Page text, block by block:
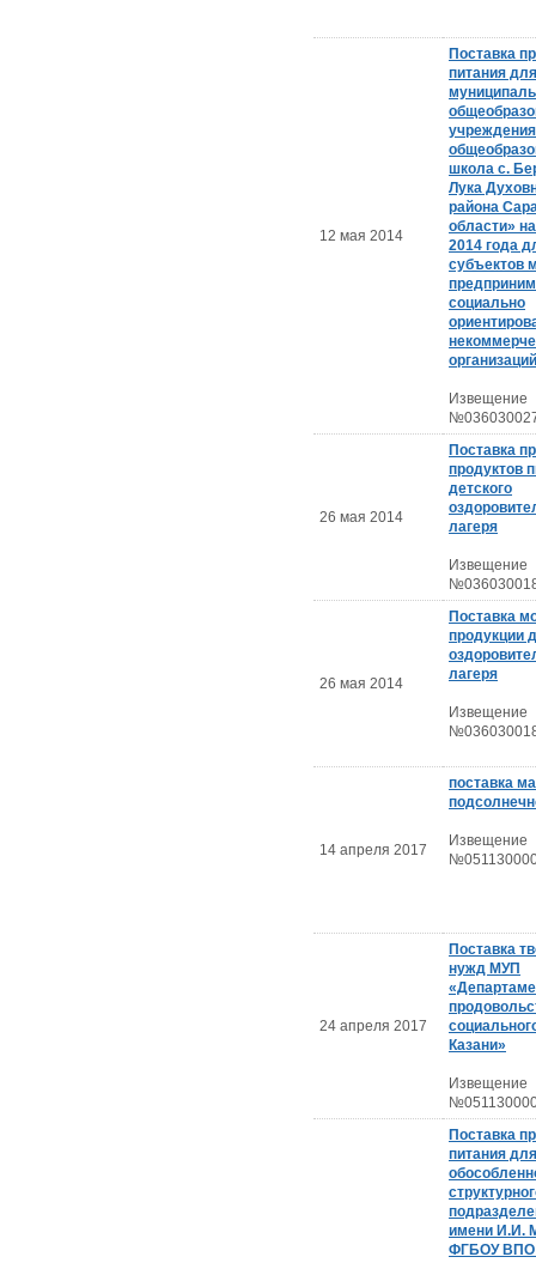
12 мая 2014
Поставка
питания
школа с.
Лука
района
области»
2014 года
субъектов
социально
организаций
Извещение
26 мая 2014
Поставка
продуктов
детского
лагеря
Извещение
26 мая 2014
Поставка
продукции
лагеря
Извещение
14 апреля 2017
поставка
Извещение
24 апреля 2017
Поставка
нужд МУП
Казани»
Извещение
Поставка
питания
имени И.И.
ФГБОУ ВПО